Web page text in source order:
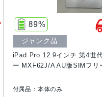
iPad Pro 12.9インチ 第4世
ー MXF62J/A AU版SIMフリ
89%
ジャンク品
付属品：本体のみ